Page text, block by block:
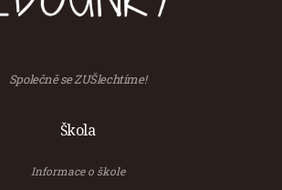
Společně se ZUŠlechtíme!
Škola
Informace o škole